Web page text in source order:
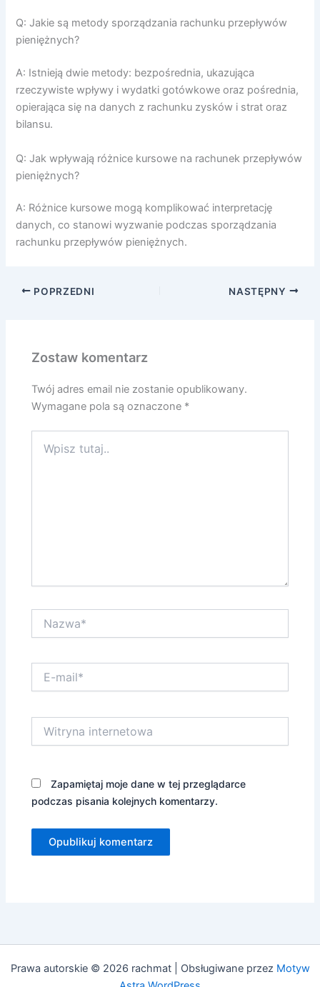
Q: Jakie są metody sporządzania rachunku przepływów
pieniężnych?
A: Istnieją dwie metody: bezpośrednia, ukazująca
rzeczywiste wpływy i wydatki gotówkowe oraz pośrednia,
opierająca się na danych z rachunku zysków i strat oraz
bilansu.
Q: Jak wpływają różnice kursowe na rachunek przepływów
pieniężnych?
A: Różnice kursowe mogą komplikować interpretację
danych, co stanowi wyzwanie podczas sporządzania
rachunku przepływów pieniężnych.
POPRZEDNI NASTĘPNY
Zostaw komentarz
Twój adres email nie zostanie opublikowany.
Wymagane pola są oznaczone *
tutaj..
mail*
internetowa
Zapamiętaj moje dane w tej przeglądarce
podczas pisania kolejnych komentarzy.
Prawa autorskie © 2026 rachmat | Obsługiwane przez Motyw